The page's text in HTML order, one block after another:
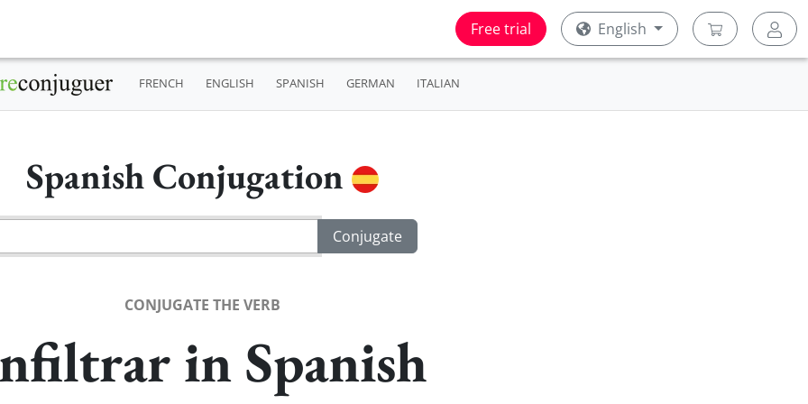
Free trial English
FRENCH ENGLISH SPANISH GERMAN ITALIAN
Spanish Conjugation
CONJUGATE THE VERB
in Spanish